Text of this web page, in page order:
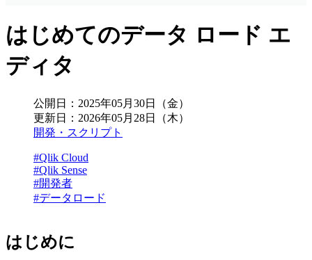
はじめてのデータ ロード エ
ディタ
公開日： 2025年05月30日（金）
更新日： 2026年05月28日（木）
開発・スクリプト
#Qlik Cloud
#Qlik Sense
#開発者
#データロード
はじめに